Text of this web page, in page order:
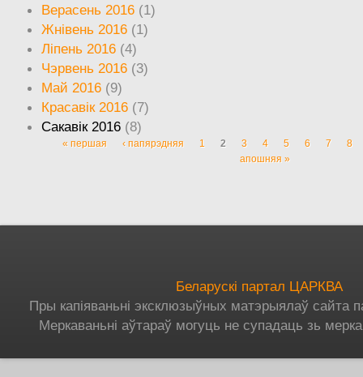
Верасень 2016 (1)
Жнівень 2016 (1)
Ліпень 2016 (4)
Чэрвень 2016 (3)
Май 2016 (9)
Красавік 2016 (7)
Сакавік 2016 (8)
Старонкі
« першая ‹ папярэдняя 1 2 3 4 5 6 7
8
апошняя »
Беларускі партал ЦАРКВА
Пры капіяваньні эксклюзыўных матэрыялаў сайта
Меркаваньні аўтараў могуць не супадаць зь